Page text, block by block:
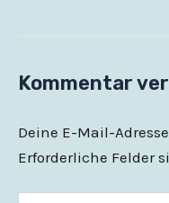
Kommentar
Deine E-Mail-
Erforderliche Felder